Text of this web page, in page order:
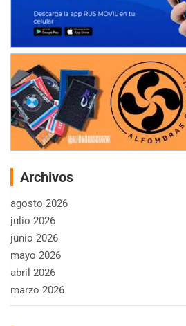
Archivos
agosto 2026
julio 2026
junio 2026
mayo 2026
abril 2026
marzo 2026